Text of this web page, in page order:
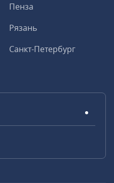
Пенза
Рязань
Санкт-Петербург